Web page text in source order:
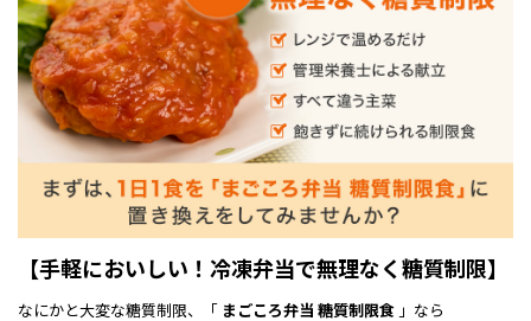
【手軽においしい！冷凍弁当で無理なく糖質制限】
なにかと大変な糖質制限、「 まごころ弁当 糖質制限食 」なら